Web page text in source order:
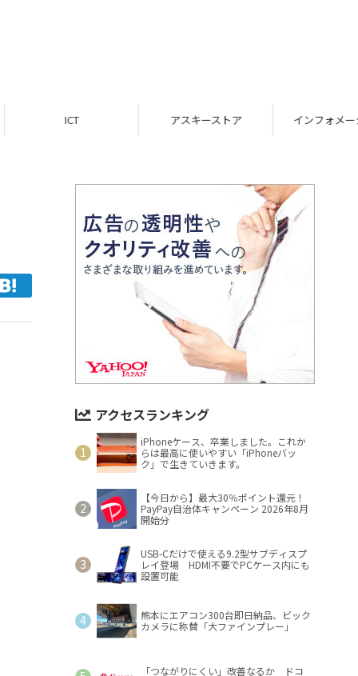
アスキーストア インフォメーション
アクセスランキング
iPhoneケース、卒業しました。これか
らは最高に使いやすい「iPhoneバッ
ク」で生きていきます。
【今日から】最大30％ポイント還元！
PayPay自治体キャンペーン 2026年8月
開始分
USB-Cだけで使える9.2型サブディスプ
レイ登場 HDMI不要でPCケース内にも
設置可能
熊本にエアコン300台即日納品、ビック
カメラに称賛「大ファインプレー」
「つながりにくい」改善なるか ドコ